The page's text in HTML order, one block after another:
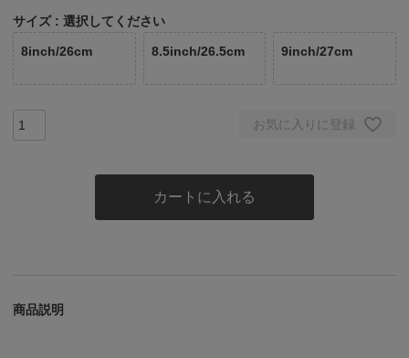
サイズ 選択してください
8inch/26cm 8.5inch/26.5cm 9inch/27cm
お気に入りに登録
カートに入れる
商品説明